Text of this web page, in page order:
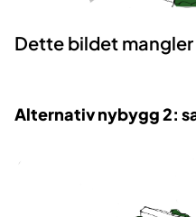
Dette bildet
Alternativ nybygg 2: